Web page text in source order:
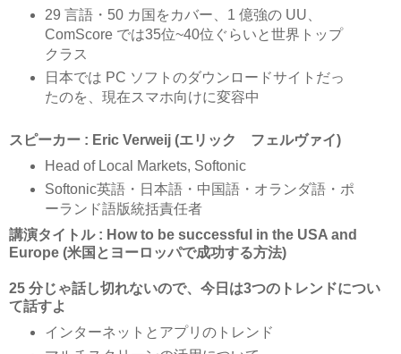
29 言語・50 カ国をカバー、1 億強の UU、
ComScore では35位~40位ぐらいと世界トップ
クラス
日本では PC ソフトのダウンロードサイトだっ
たのを、現在スマホ向けに変容中
スピーカー : Eric Verweij (エリック フェルヴァイ)
Head of Local Markets, Softonic
Softonic英語・日本語・中国語・オランダ語・ポ
ーランド語版統括責任者
講演タイトル : How to be successful in the USA and
Europe (米国とヨーロッパで成功する方法)
25 分じゃ話し切れないので、今日は3つのトレンドについ
て話すよ
インターネットとアプリのトレンド